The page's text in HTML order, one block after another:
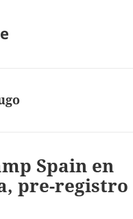
Spain en
pre-registro